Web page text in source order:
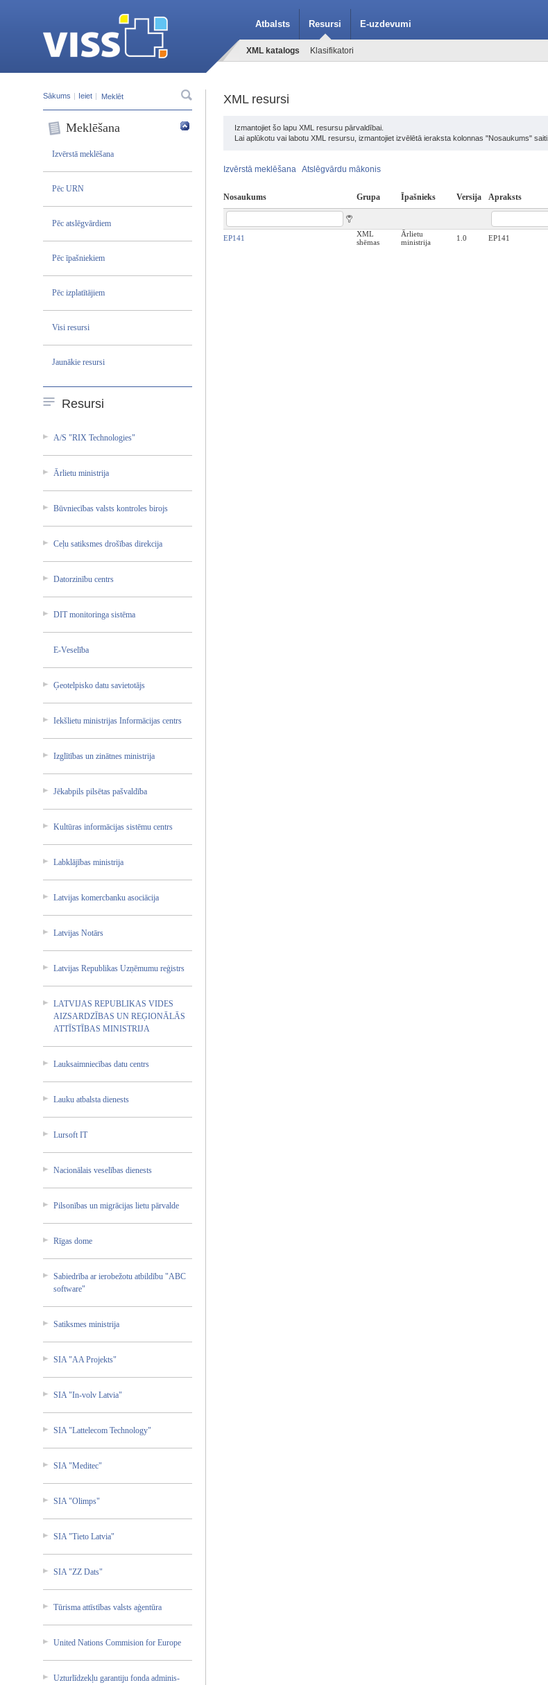
Atbalsts Resursi E-uzdevumi
XML katalogs Klasifikatori
Sākums | Ieiet |
Meklēšana
Izvērstā meklēšana
Pēc URN
Pēc atslēgvārdiem
Pēc īpašniekiem
Pēc izplatītājiem
Visi resursi
Jaunākie resursi
Resursi
A/S "RIX Technol­ogies"
Ārlietu ministr­ija
Būvniec­ības valsts kontrol­es birojs
Ceļu satiksm­es drošība­s direkci­ja
Datorzi­nību centrs
DIT monitor­inga sistēma
E-Vesel­ība
Ģeotelp­isko datu savieto­tājs
Iekšlie­tu ministr­ijas Informā­cijas centrs
Izglītī­bas un zinātne­s ministr­ija
Jēkabpi­ls pilsēta­s pašvald­ība
Kultūra­s informā­cijas sistēmu centrs
Labklāj­ības ministr­ija
Latvija­s komercb­anku asociāc­ija
Latvija­s Notārs
Latvija­s Republi­kas Uzņēmum­u reģistr­s
LATVIJA­S REPUBLI­KAS VIDES
AIZSARD­ZĪBAS UN REĢIONĀ­LĀS
ATTĪSTĪ­BAS MINISTR­IJA
Lauksai­mniecīb­as datu centrs
Lauku atbalst­a dienest­s
Lursoft IT
Nacionā­lais veselīb­as dienest­s
Pilsonī­bas un migrāci­jas lietu pārvald­e
Rīgas dome
Sabiedr­ība ar ierobež­otu atbildī­bu "ABC
softwar­e"
Satiksm­es ministr­ija
SIA "AA Projekt­s"
SIA "In-vol­v Latvia"
SIA "Lattel­ecom Technol­ogy"
SIA "Medite­c"
SIA "Olimps­"
SIA "Tieto Latvia"
SIA "ZZ Dats"
Tūrisma attīstī­bas valsts aģentūr­a
United Nations Commisi­on for Europe
Uzturlī­dzekļu garanti­ju fonda adminis­
XML resursi
Izmantojiet šo lapu XML resursu pārvaldībai.
Lai aplūkotu vai labotu XML resursu, izmantojiet izvēlētā ieraksta kolonnas "Nosaukums" saiti.
Izvērstā meklēšana Atslēgvārdu mākonis
Nosaukums Grupa Īpašnieks Versija Apraksts
EP141
XML
shēmas
Ārlietu
ministrija
1.0 EP141